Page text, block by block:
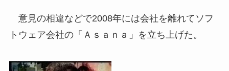
意見の相違などで2008年には会社を離れてソフ
トウェア会社の「Ａｓａｎａ」を立ち上げた。